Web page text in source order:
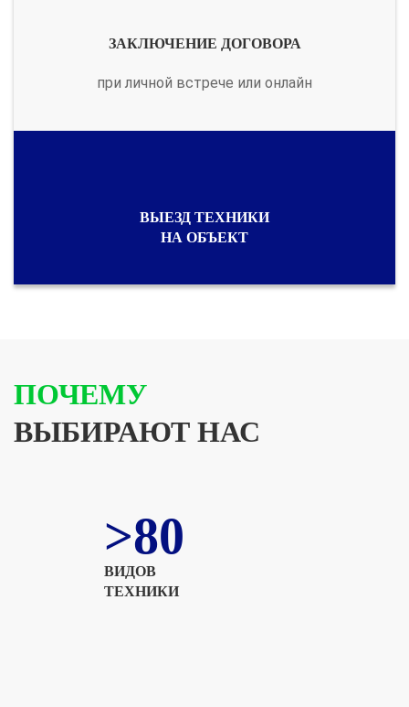
ЗАКЛЮЧЕНИЕ ДОГОВОРА
при личной встрече или онлайн
ВЫЕЗД ТЕХНИКИ
НА ОБЪЕКТ
ПОЧЕМУ
ВЫБИРАЮТ НАС
>80
ВИДОВ
ТЕХНИКИ